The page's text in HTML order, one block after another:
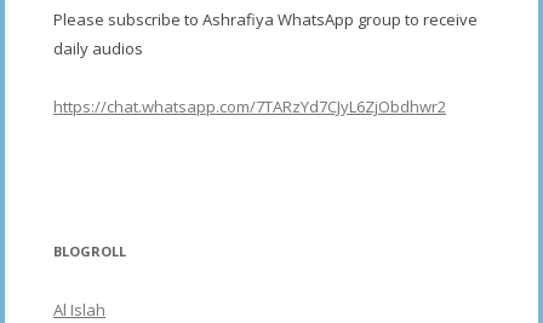
Please subscribe to Ashrafiya WhatsApp group to receive
daily audios
https://chat.whatsapp.com/7TARzYd7CJyL6ZjObdhwr2
BLOGROLL
Al Islah